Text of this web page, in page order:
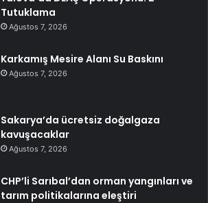
Tutuklama
Ağustos 7, 2026
Karkamış Mesire Alanı Su Baskını
Ağustos 7, 2026
Sakarya’da ücretsiz doğalgaza
kavuşacaklar
Ağustos 7, 2026
CHP’li Sarıbal’dan orman yangınları ve
tarım politikalarına eleştiri